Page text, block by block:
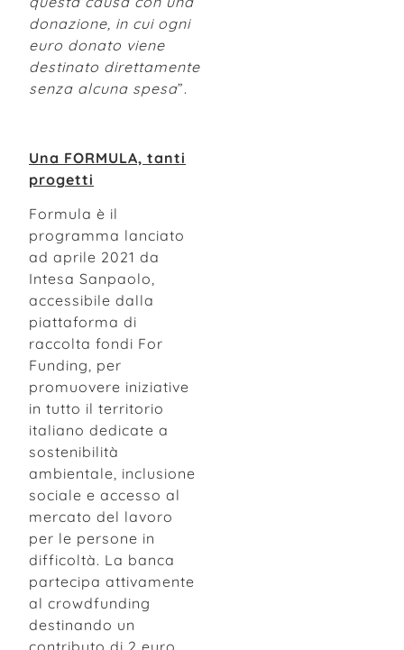
donazione, in cui ogni
euro donato viene
destinato direttamente
senza alcuna spesa”.
Una FORMULA, tanti
progetti
Formula è il
programma lanciato
ad aprile 2021 da
Intesa Sanpaolo,
accessibile dalla
piattaforma di
raccolta fondi For
Funding, per
promuovere iniziative
in tutto il territorio
italiano dedicate a
sostenibilità
ambientale, inclusione
sociale e accesso al
mercato del lavoro
per le persone in
difficoltà. La banca
partecipa attivamente
al crowdfunding
destinando un
contributo di 2 euro